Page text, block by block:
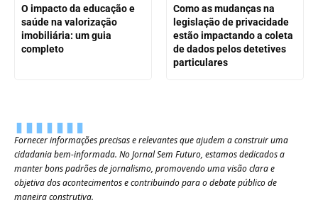
O impacto da educação e
saúde na valorização
imobiliária: um guia
completo
Como as mudanças na
legislação de privacidade
estão impactando a coleta
de dados pelos detetives
particulares
Fornecer informações precisas e relevantes que ajudem a construir uma
cidadania bem-informada. No Jornal Sem Futuro, estamos dedicados a
manter bons padrões de jornalismo, promovendo uma visão clara e
objetiva dos acontecimentos e contribuindo para o debate público de
maneira construtiva.